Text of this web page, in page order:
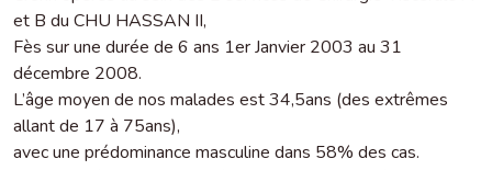
et B du CHU HASSAN II,
Fès sur une durée de 6 ans 1er Janvier 2003 au 31
décembre 2008.
L’âge moyen de nos malades est 34,5ans (des extrêmes
allant de 17 à 75ans),
avec une prédominance masculine dans 58% des cas.